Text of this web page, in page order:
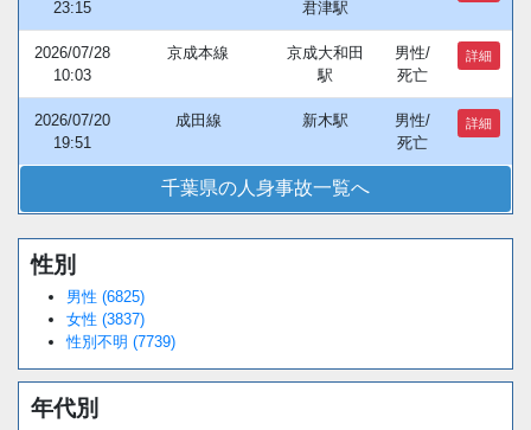
23:15
君津駅
2026/07/28
10:03
京成本線
京成大和田
駅
男性/
死亡
詳細
2026/07/20
19:51
成田線 新木駅
男性/
死亡
詳細
千葉県の人身事故一覧へ
性別
男性 (6825)
女性 (3837)
性別不明 (7739)
年代別